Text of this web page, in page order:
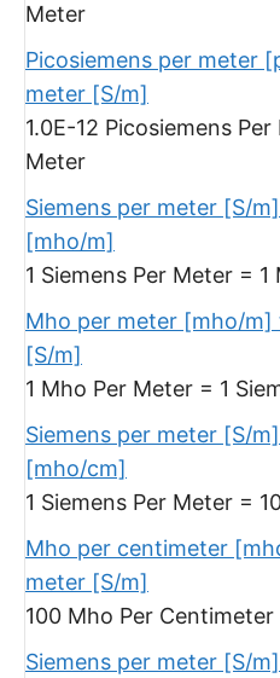
Meter
Picosiemens per meter
meter [S/m]
1.0E-12 Picosiemens
Meter
Siemens per meter [S/
[mho/m]
1 Siemens Per Meter =
Mho per meter [mho/m]
[S/m]
1 Mho Per Meter = 1
Siemens per meter [S/
[mho/cm]
1 Siemens Per Meter =
Mho per centimeter
meter [S/m]
100 Mho Per
Siemens per meter [S/